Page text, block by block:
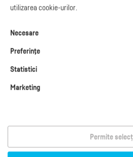
ajutor?
L-V: 09:00 - 17:00
0368 409 233
office@factureaza.ro
Copyright © 2026S.C. Cubus Arts SRL
utilizarea cookie-urilor.
Necesare
Preferinţe
Statistici
Marketing
Permite